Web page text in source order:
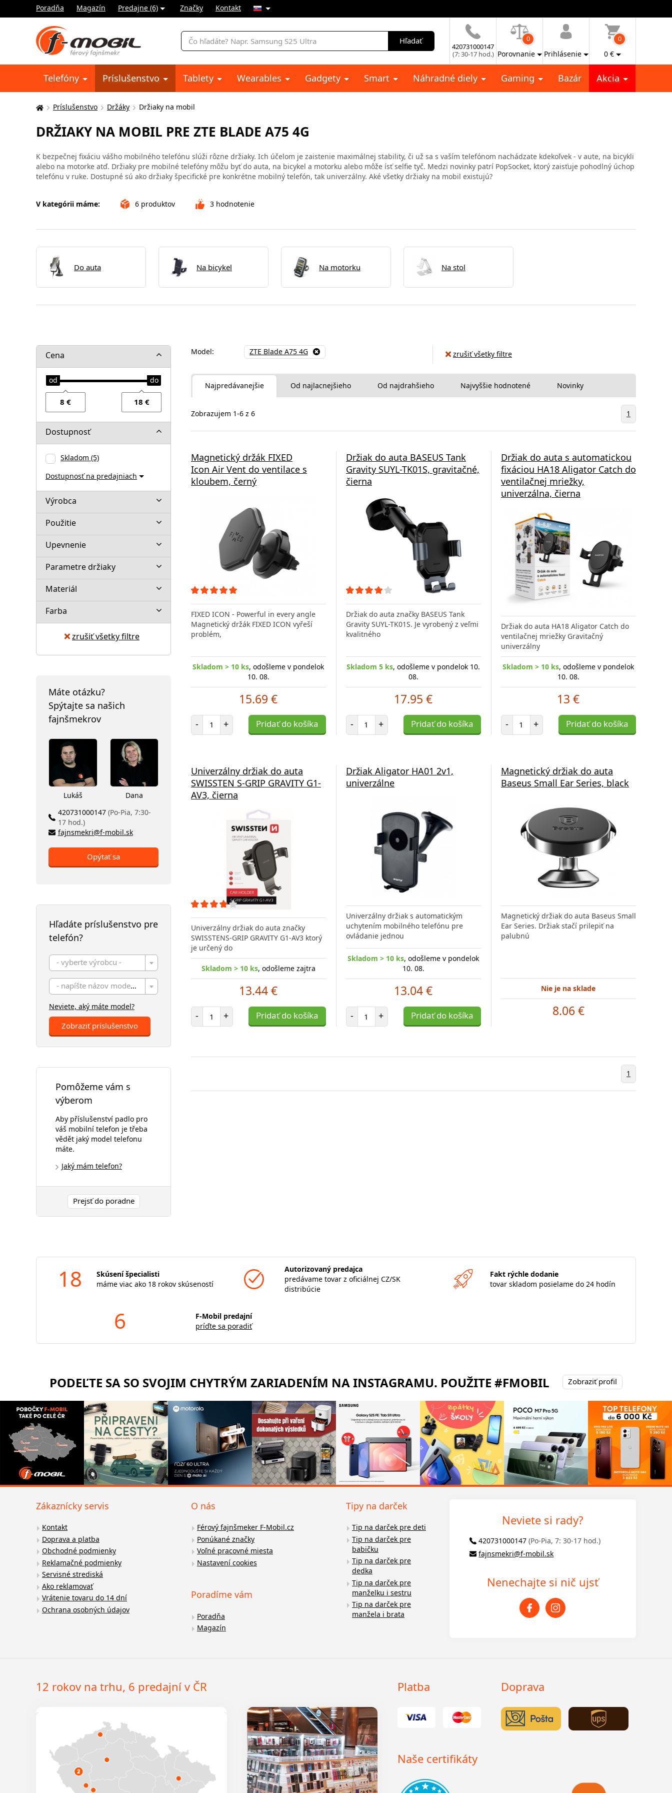
Poradňa Magazín Predajne (6) Značky Kontakt
Vyhľadávanie
Hľadať
420731000147
(7: 30-17 hod.)
0
Porovnanie Prihlásenie
0
0 €
Telefóny Príslušenstvo Tablety Wearables Gadgety Smart Náhradné diely Gaming Bazár Akcia
Tu
nachádzate:
Príslušenstvo Držáky Držiaky na mobil
DRŽIAKY NA MOBIL PRE ZTE BLADE A75 4G
K bezpečnej fixáciu vášho mobilného telefónu slúži rôzne držiaky. Ich účelom je zaistenie maximálnej stability, či už sa s vaším telefónom nachádzate kdekoľvek - v aute, na bicykli
alebo na motorke atď. Držiaky pre mobilné telefóny môžu byť do auta, na bicykel a motorku alebo môže ísť selfie tyč. Medzi novinky patrí PopSocket, ktorý zaisťuje pohodlný úchop
telefónu v ruke. Dostupné sú ako držiaky špecifické pre konkrétne mobilný telefón, tak univerzálny. Aké všetky držiaky na mobil existujú?
V kategórii máme: 6 produktov 3 hodnotenie
Do auta Na bicykel Na motorku Na stol
Cena
Dostupnosť
Skladom (5)
Dostupnosť na predajniach
Výrobca
Použitie
Upevnenie
Parametre držiaky
Materiál
Farba
zrušiť všetky filtre
Máte otázku?
Spýtajte sa našich
fajnšmekrov
Lukáš
Dana
420731000147 (Po-Pia, 7:30-
17 hod.)
fajnsmekri@f-mobil.sk
Opýtať sa
Hľadáte príslušenstvo pre
telefón?
- vyberte výrobcu -
- napíšte názov modelu -
Neviete, aký máte model?
Zobraziť príslušenstvo
Pomôžeme vám s
výberom
Aby příslušenství padlo pro
váš mobilní telefon je třeba
vědět jaký model telefonu
máte.
Jaký mám telefon?
Prejsť do poradne
Model: ZTE Blade A75 4G zrušiť všetky filtre
Najpredávanejšie Od najlacnejšieho Od najdrahšieho Najvyššie hodnotené Novinky
Zobrazujem 1-6 z 6 1
Magnetický držák FIXED
Icon Air Vent do ventilace s
kloubem, černý
FIXED ICON - Powerful in every angle
Magnetický držák FIXED ICON vyřeší
problém,
Skladom > 10 ks, odošleme v pondelok
10. 08.
15.69 €
- Počet položiek
+ Pridať do košíka
Držiak do auta BASEUS Tank
Gravity SUYL-TK01S, gravitačné,
čierna
Držiak do auta značky BASEUS Tank
Gravity SUYL-TK01S. Je vyrobený z veľmi
kvalitného
Skladom 5 ks, odošleme v pondelok 10.
08.
17.95 €
- Počet položiek
+ Pridať do košíka
Držiak do auta s automatickou
fixáciou HA18 Aligator Catch do
ventilačnej mriežky,
univerzálna, čierna
Držiak do auta HA18 Aligator Catch do
ventilačnej mriežky Gravitačný
univerzálny
Skladom > 10 ks, odošleme v pondelok
10. 08.
13 €
- Počet položiek
+ Pridať do košíka
Univerzálny držiak do auta
SWISSTEN S-GRIP GRAVITY G1-
AV3, čierna
Univerzálny držiak do auta značky
SWISSTENS-GRIP GRAVITY G1-AV3 ktorý
je určený do
Skladom > 10 ks, odošleme zajtra
13.44 €
- Počet položiek
+ Pridať do košíka
Držiak Aligator HA01 2v1,
univerzálne
Univerzálny držiak s automatickým
uchytením mobilného telefónu pre
ovládanie jednou
Skladom > 10 ks, odošleme v pondelok
10. 08.
13.04 €
- Počet položiek
+ Pridať do košíka
Magnetický držiak do auta
Baseus Small Ear Series, black
Magnetický držiak do auta Baseus Small
Ear Series. Držiak stačí prilepiť na
palubnú
Nie je na sklade
8.06 €
1
18
Skúsení špecialisti
máme viac ako 18 rokov skúseností
Autorizovaný predajca
predávame tovar z oficiálnej CZ/SK
distribúcie
Fakt rýchle dodanie
tovar skladom posielame do 24 hodín
6
F-Mobil predajní
príďte sa poradiť
PODEĽTE SA SO SVOJIM CHYTRÝM ZARIADENÍM NA INSTAGRAMU. POUŽITE #FMOBIL Zobraziť profil
Zákaznícky servis
Kontakt
Doprava a platba
Obchodné podmienky
Reklamačné podmienky
Servisné strediská
Ako reklamovať
Vrátenie tovaru do 14 dní
Ochrana osobných údajov
O nás
Férový fajnšmeker F-Mobil.cz
Ponúkané značky
Voľné pracovné miesta
Nastavení cookies
Poradíme vám
Poradňa
Magazín
Tipy na darček
Tip na darček pre deti
Tip na darček pre
babičku
Tip na darček pre
dedka
Tip na darček pre
manželku i sestru
Tip na darček pre
manžela i brata
Neviete si rady?
420731000147 (Po-Pia, 7: 30-17 hod.)
fajnsmekri@f-mobil.sk
Nenechajte si nič ujsť
12 rokov na trhu, 6 predajní v ČR Platba Doprava
Naše certifikáty